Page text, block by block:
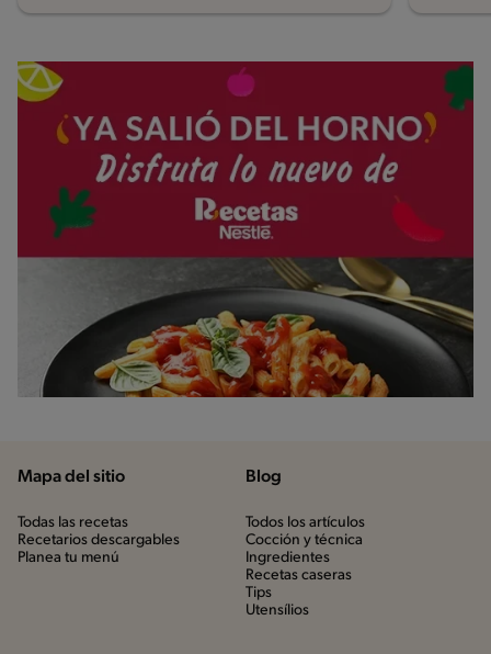
Mapa del sitio
Todas las recetas
Recetarios descargables
Planea tu menú
Blog
Todos los artículos
Cocción y técnica
Ingredientes
Recetas caseras
Tips
Utensílios